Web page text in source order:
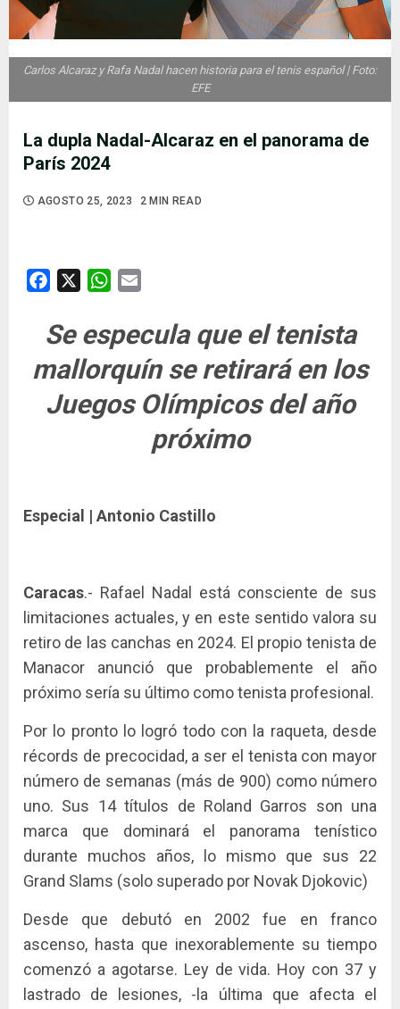
La dupla Nadal-Alcaraz en el panorama de
París 2024
AGOSTO 25, 2023 2 MIN READ
Carlos Alcaraz y Rafa Nadal hacen historia para el tenis español | Foto:
EFE
Facebook WhatsApp
Se especula que el tenista
mallorquín se retirará en los
Juegos Olímpicos del año
próximo
Especial | Antonio Castillo
Caracas.- Rafael Nadal está consciente de sus
limitaciones actuales, y en este sentido valora su
retiro de las canchas en 2024. El propio tenista de
Manacor anunció que probablemente el año
próximo sería su último como tenista profesional.
Por lo pronto lo logró todo con la raqueta, desde
récords de precocidad, a ser el tenista con mayor
número de semanas (más de 900) como número
uno. Sus 14 títulos de Roland Garros son una
marca que dominará el panorama tenístico
durante muchos años, lo mismo que sus 22
Grand Slams (solo superado por Novak Djokovic)
Desde que debutó en 2002 fue en franco
ascenso, hasta que inexorablemente su tiempo
comenzó a agotarse. Ley de vida. Hoy con 37 y
lastrado de lesiones, -la última que afecta el